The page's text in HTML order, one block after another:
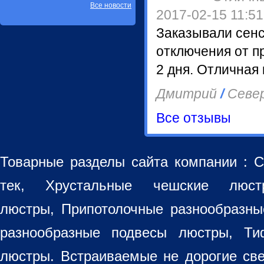
2017-02-15 11:51
Заказывали
отключения от
2 дня. Отличная
Дмитрий/
Все отзывы
Все новости
Товарные разделы сайта компании :
тек, Хрустальные чешские
люстры, Припотолочные
разнообразные подвесы люстры,
люстры. Встраиваемые не дорогие